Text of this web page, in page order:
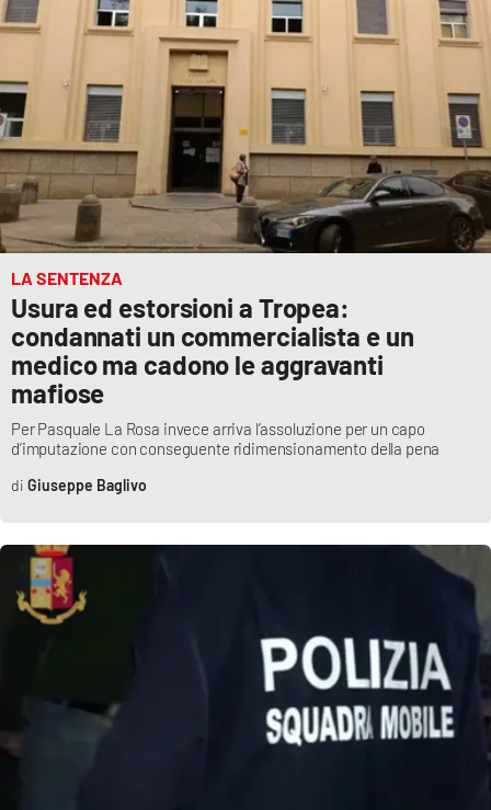
LA SENTENZA
Usura ed estorsioni a Tropea:
condannati un commercialista e un
medico ma cadono le aggravanti
mafiose
Per Pasquale La Rosa invece arriva l’assoluzione per un capo
d’imputazione con conseguente ridimensionamento della pena
Giuseppe Baglivo